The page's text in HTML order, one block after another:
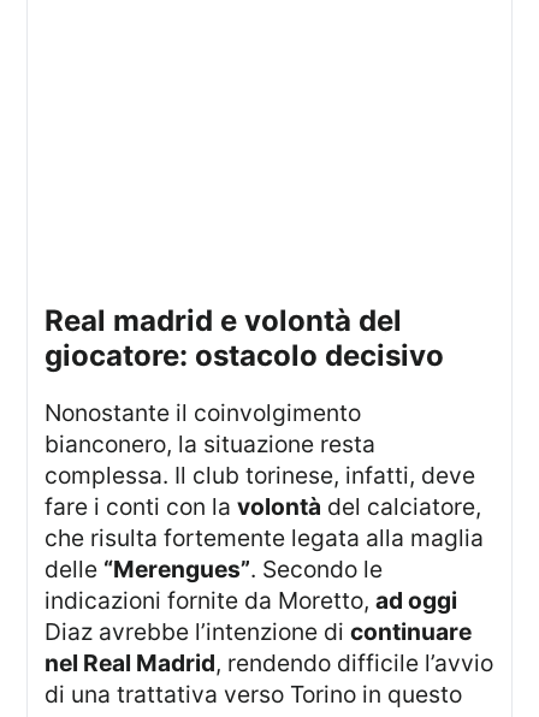
real madrid e volontà del
giocatore: ostacolo decisivo
Nonostante il coinvolgimento
bianconero, la situazione resta
complessa. Il club torinese, infatti, deve
fare i conti con lavolontà del calciatore,
che risulta fortemente legata alla maglia
delle “Merengues”. Secondo le
indicazioni fornite da Moretto,ad oggi
Diaz avrebbe l’intenzione dicontinuare
nel Real Madrid, rendendo difficile l’avvio
di una trattativa verso Torino in questo